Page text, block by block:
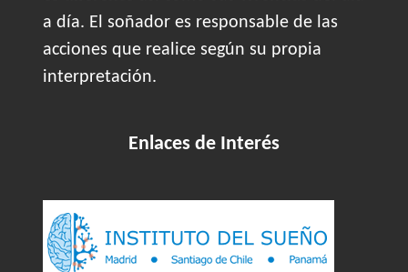
a día. El soñador es responsable de las
acciones que realice según su propia
interpretación.
Enlaces de Interés